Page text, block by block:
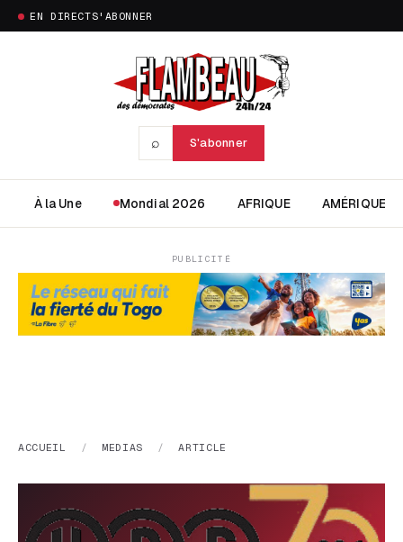
EN DIRECTS'ABONNER
⌕ S'abonner
À la Une Mondial 2026 AFRIQUE AMÉRIQUE
PUBLICITÉ
ACCUEIL / MEDIAS / ARTICLE